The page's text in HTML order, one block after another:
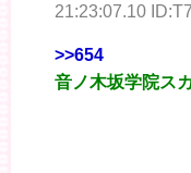
21:23:07.10
>>654
音ノ木坂学院ス